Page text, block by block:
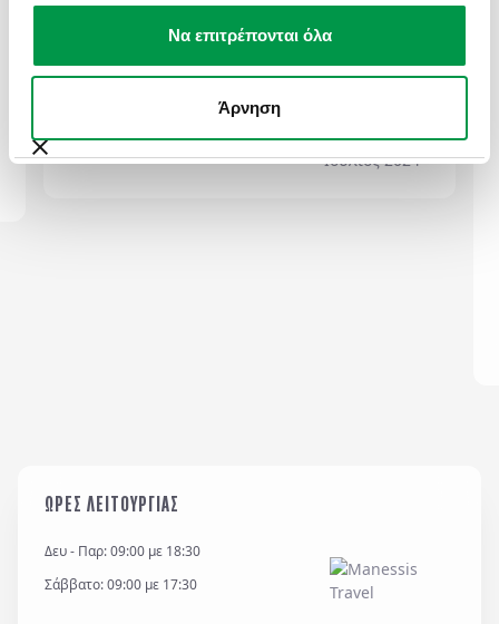
Να επιτρέπονται όλα
Άρνηση
Τηλέφωνο / Phone Number*
εξυπηρέτηση κάθε έννομου συμφέροντος ή
υποστήριξη νομικών αξιώσεων.
για το προσωπικό της. Ήταν άψογοι. Σας
ευχαριστούμε πολύ
ΕΛΕΝΗ ΚΑΤΙΩΝΗ
Ιούλιος 2024
ΩΡΕΣ ΛΕΙΤΟΥΡΓΙΑΣ
Δευ - Παρ: 09:00 με 18:30
Σάββατο: 09:00 με 17:30